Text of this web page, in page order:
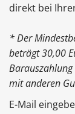
direkt bei
* Der
beträgt 30,00
mit anderen